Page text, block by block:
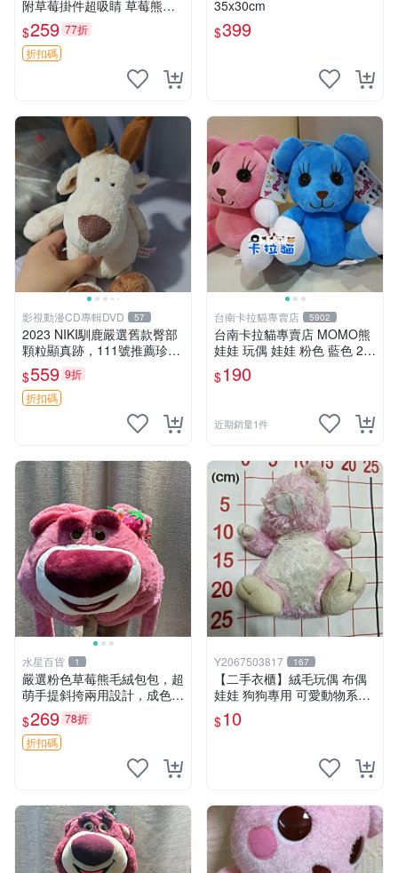
附草莓掛件超吸睛 草莓熊手
提包 草莓掛件 可愛portunes
e
$259 77折
折扣碼
35x30cm
$399
影視動漫CD專輯DVD 57
2023 NIKI馴鹿嚴選舊款臀部
顆粒顯真跡，111號推薦珍藏
品 馴鹿 舊款 尾巴顆粒
$559 9折
折扣碼
台南卡拉貓專賣店 5902
台南卡拉貓專賣店 MOMO熊
娃娃 玩偶 娃娃 粉色 藍色 2色
分售
$190
近期銷量1件
水星百貨 1
嚴選粉色草莓熊毛絨包包，超
萌手提斜挎兩用設計，成色上
佳容量大 粉紅草莓 毛絨包 超
大容量
$269 78折
折扣碼
Y2067503817 167
【二手衣櫃】絨毛玩偶 布偶
娃娃 狗狗專用 可愛動物系列
耐咬耐磨玩具 玩偶 粉紅熊寵
物玩具 1120929
$10